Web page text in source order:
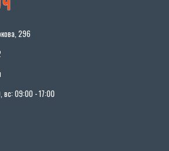
296
вс: 09:00 - 17:00